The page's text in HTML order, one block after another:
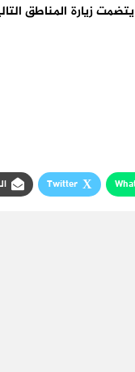
زيارة المناطق
Twitter